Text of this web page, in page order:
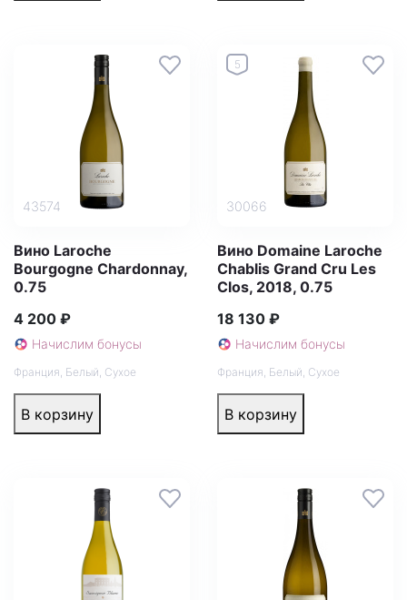
43574
Вино Laroche
Bourgogne Chardonnay,
0.75
4 200 ₽
Начислим бонусы
Франция, Белый, Сухое
В корзину
5
30066
Вино Domaine Laroche
Chablis Grand Cru Les
Clos, 2018, 0.75
18 130 ₽
Начислим бонусы
Франция, Белый, Сухое
В корзину